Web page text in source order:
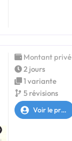
Montant privé
2 jours
1 variante
5 révisions
Voir le profil